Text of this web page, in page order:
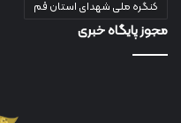
کنگره ملی شهدای استان قم
مجوز پایگاه خبری